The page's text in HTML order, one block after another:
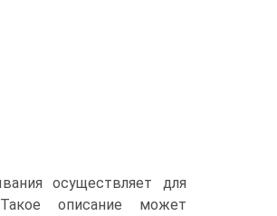
осуществляет для
описание может